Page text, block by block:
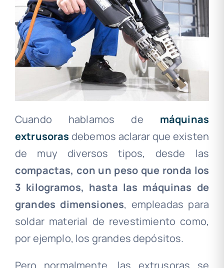
Cuando hablamos de máquinas
extrusoras debemos aclarar que existen
de muy diversos tipos, desde las
compactas, con un peso que ronda los
3 kilogramos, hasta las máquinas de
grandes dimensiones, empleadas para
soldar material de revestimiento como,
por ejemplo, los grandes depósitos.
Pero normalmente, las extrusoras se